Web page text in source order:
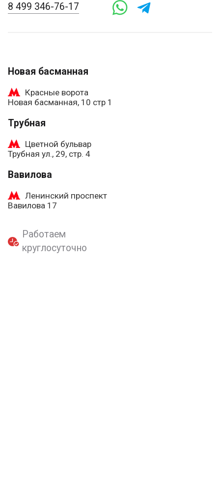
8 499 346-76-17
Новая басманная
Красные ворота
Новая басманная, 10 стр 1
Трубная
Цветной бульвар
Трубная ул., 29, стр. 4
Вавилова
Ленинский проспект
Вавилова 17
Работаем
круглосуточно